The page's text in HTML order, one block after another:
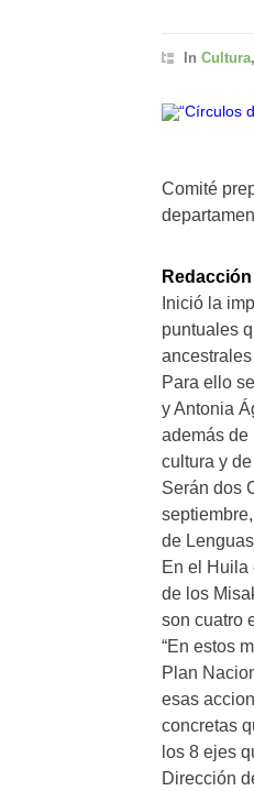
In Cultura,
Comité
Redacción
Inició la
puntuales
Para ello
y Antonia
además de
cultura y
Serán dos
de
En el Huila
de los
son cuatro
“En estos
Plan
esas
concretas
los 8 ejes
Dirección